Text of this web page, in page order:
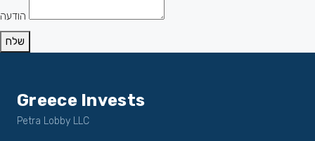
הודעה
שלח
Greece Invests
Petra Lobby LLC